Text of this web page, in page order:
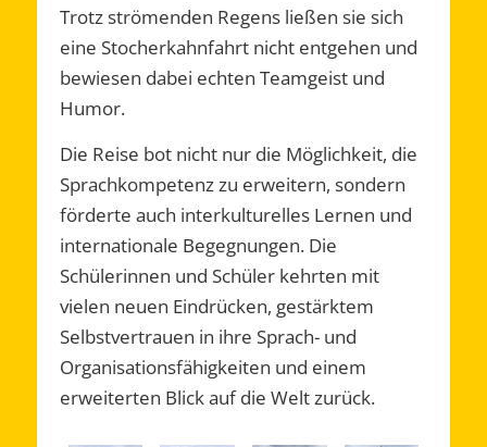
Trotz strömenden Regens ließen sie sich
eine Stocherkahnfahrt nicht entgehen und
bewiesen dabei echten Teamgeist und
Humor.
Die Reise bot nicht nur die Möglichkeit, die
Sprachkompetenz zu erweitern, sondern
förderte auch interkulturelles Lernen und
internationale Begegnungen. Die
Schülerinnen und Schüler kehrten mit
vielen neuen Eindrücken, gestärktem
Selbstvertrauen in ihre Sprach- und
Organisationsfähigkeiten und einem
erweiterten Blick auf die Welt zurück.